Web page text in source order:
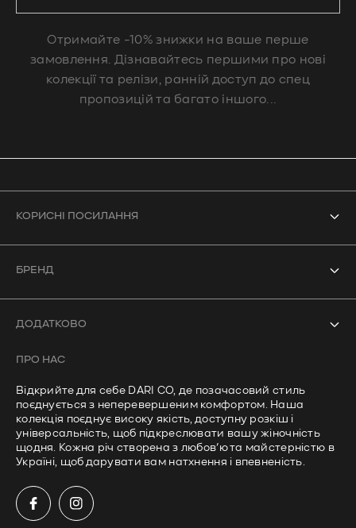
Отримайте -10% знижки на ваше перше
замовлення. Дізнавайтесь першими про нові
колекції та релізи, ранній доступ до спец
пропозицій та багато іншого...
ПРО НАС
Відкрийте для себе DARI CO, де позачасовий стиль
поєднується з неперевершеним комфортом. Наша
колекція поєднує високу якість, доступну розкіш і
універсальність, щоб підкреслювати вашу жіночність
щодня. Кожна річ створена з любов’ю та майстерністю в
Україні, щоб дарувати вам натхнення і впевненість.
КОРИСНІ ПОСИЛАННЯ
Купальники
Лонгсліви
Штани
БРЕНД
ДОДАТКОВО
Політика доставки
Політика приватності
Умови використання
Політика повернення та відшкодування